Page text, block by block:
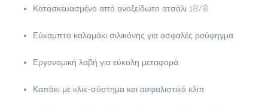
Κατασκευασμένο από ανοξείδωτο ατσάλι 18/8
Εύκαμπτο καλαμάκι σιλικόνης για ασφαλές ρούφηγμα
Εργονομική λαβή για εύκολη μεταφορά
Καπάκι με κλικ-σύστημα και ασφαλιστικό κλιπ